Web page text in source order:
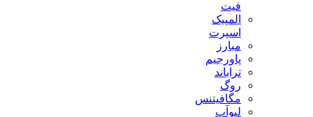
المپیک
اسپرت
مبارز
پاورجیم
تراباند
روگ
مگافیتنس
لیوآپ